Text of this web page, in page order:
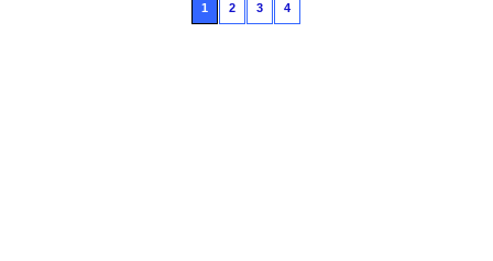
1 2 3 4